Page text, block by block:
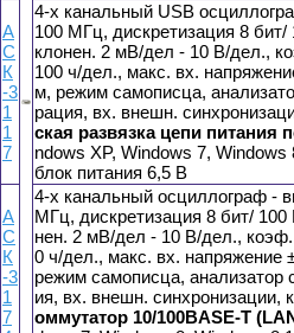
А
С
К
-3
1
1
7
4-х канальный USB
100 МГц, дискретизация 8
клонен. 2 мВ/дел - 10 В/дел.,
100 ч/дел., макс. вх.
м, режим самописца,
рация, вх. внешн.
ская развязка цепи питания
ndows XP, Windows 7,
блок питания 6,5 В
А
С
К
-3
1
7
4-х канальный осциллограф -
МГц, дискретизация 8 бит/
нен. 2 мВ/дел - 10 В/дел.,
0 ч/дел., макс. вх.
режим самописца, анализатор
ия, вх. внешн. синхронизации,
оммутатор 10/100BASE-T